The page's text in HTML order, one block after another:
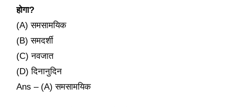
होगा?
(A) समसामयिक
(B) समदर्शी
(C) नवजात
(D) दिनानुदिन
Ans – (A) समसामयिक